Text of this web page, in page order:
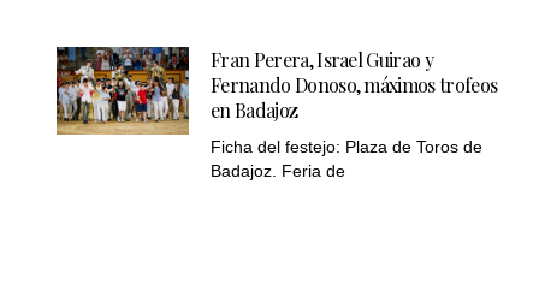
Fran Perera, Israel Guirao y
Fernando Donoso, máximos trofeos
en Badajoz
Ficha del festejo: Plaza de Toros de
Badajoz. Feria de